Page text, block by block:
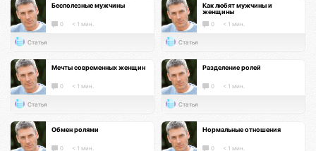
Бесполезные мужчины
0 < 1 мин.
Статья
Как любят мужчины и
женщины
0 < 1 мин.
Статья
Мечты современных женщин
0 < 1 мин.
Статья
Разделение ролей
0 < 1 мин.
Статья
Обмен ролями
0 < 1 мин.
Нормальные отношения
0 < 1 мин.